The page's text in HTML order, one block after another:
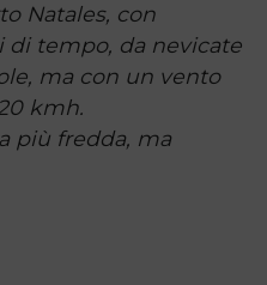
Natales, con
tempo, da nevicate
ma con un vento
kmh.
più fredda, ma